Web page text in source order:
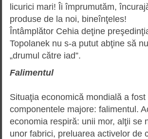
licurici mari! Îi împrumutăm,
produse de la noi, bineînţeles!
Întâmplător Cehia deţine
Topolanek nu s-a putut abţine să
„drumul către iad”.
Falimentul
Situaţia economică mondială a
componentele majore: falimentul.
economia respiră: unii mor, alţii se
unor fabrici, preluarea activelor de